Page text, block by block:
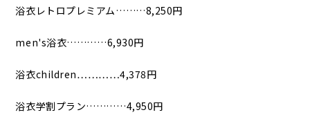
浴衣レトロプレミアム………8,250円
men's浴衣…………6,930円
浴衣children…………4,378円
浴衣学割プラン…………4,950円